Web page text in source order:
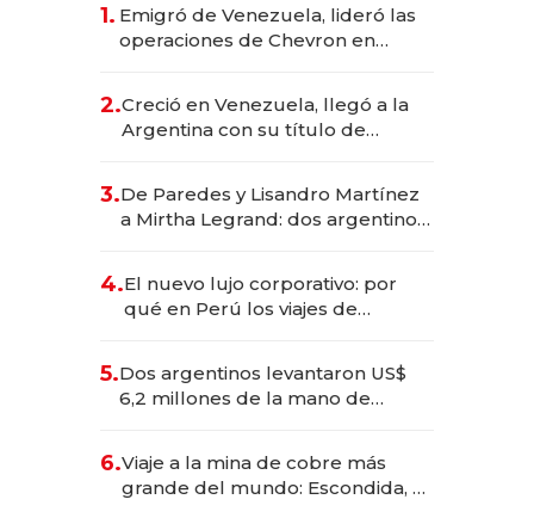
1. Emigró de Venezuela, lideró las
operaciones de Chevron en
2.Creció en Venezuela, llegó a la
Argentina con su título de
las marcas "fast premium"
3.De Paredes y Lisandro Martínez
a Mirtha Legrand: dos argentinos
4.El nuevo lujo corporativo: por
qué en Perú los viajes de
transformadoras
5.Dos argentinos levantaron US$
6,2 millones de la mano de
6.Viaje a la mina de cobre más
grande del mundo: Escondida, el